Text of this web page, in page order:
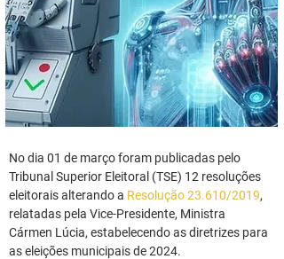
No dia 01 de março foram publicadas pelo
Tribunal Superior Eleitoral (TSE) 12 resoluções
eleitorais alterando a Resolução 23.610/2019,
relatadas pela Vice-Presidente, Ministra
Cármen Lúcia, estabelecendo as diretrizes para
as eleições municipais de 2024.